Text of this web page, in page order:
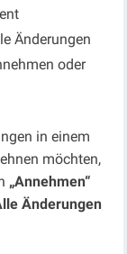
Änderungen
oder
in einem
möchten,
„Annehmen“
Änderungen